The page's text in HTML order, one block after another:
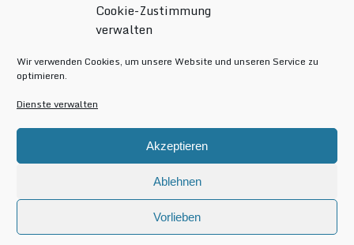
Cookie-Zustimmung
verwalten
Wir verwenden Cookies, um unsere Website und unseren Service zu
optimieren.
Dienste verwalten
Akzeptieren
Ablehnen
Vorlieben
Was macht urbane Lebensqualität wirklich aus?
Grüne Oasen in Berlin
Festival of Lights Berlin 2024
Gesund schlafen im modernen Alltag
WordPress.org